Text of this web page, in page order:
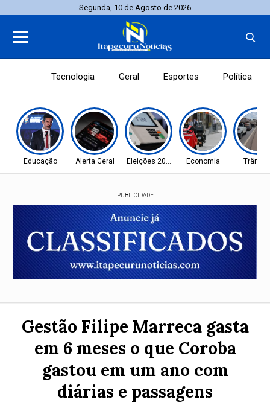
Segunda, 10 de Agosto de 2026
Tecnologia Geral Esportes Política
Educação Alerta Geral Eleições 2026 Economia
PUBLICIDADE
Gestão Filipe Marreca gasta
em 6 meses o que Coroba
gastou em um ano com
diárias e passagens